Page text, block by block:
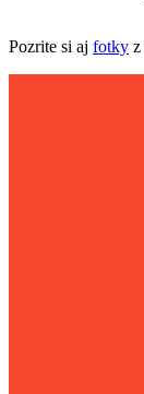
Pozrite si aj fotky z